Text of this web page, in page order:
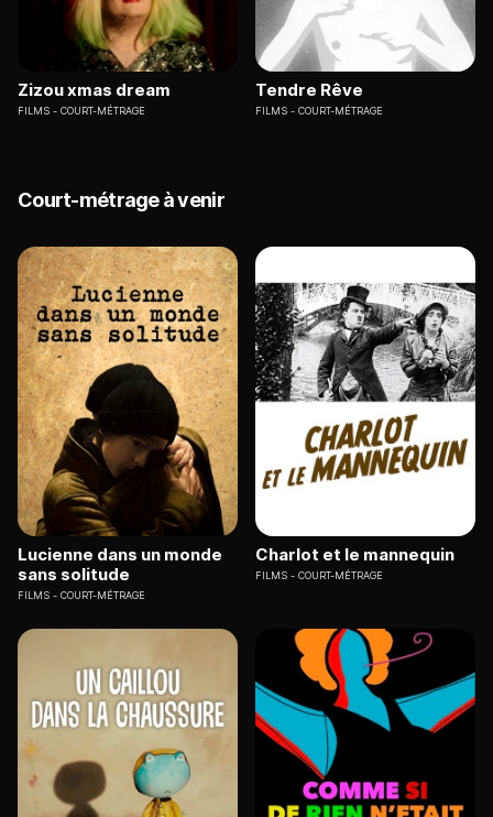
Zizou xmas dream
FILMS COURT-MÉTRAGE
Tendre Rêve
FILMS COURT-MÉTRAGE
Court-métrage à venir
Lucienne dans un monde
sans solitude
FILMS COURT-MÉTRAGE
Charlot et le mannequin
FILMS COURT-MÉTRAGE